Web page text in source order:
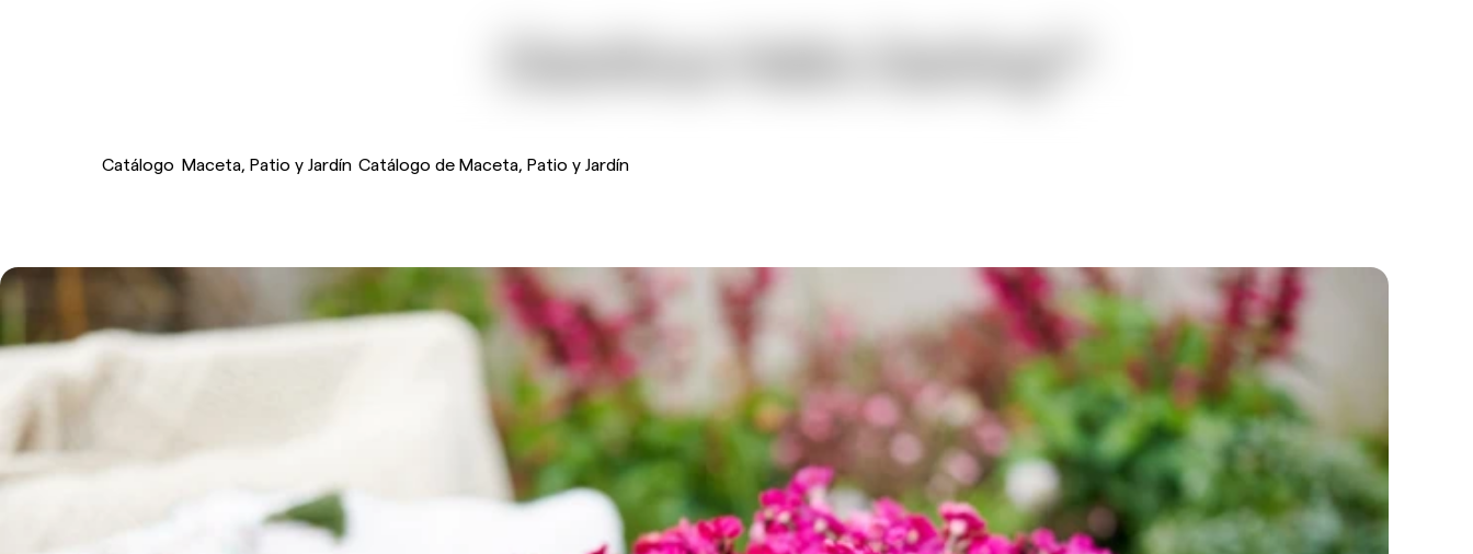
Dianthus Hello Darling™
Catálogo Maceta, Patio y Jardín Catálogo de Maceta, Patio y Jardín